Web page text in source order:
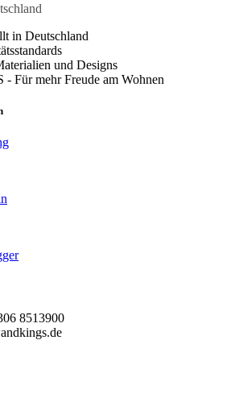
in Deutschland
und Designs
Für mehr Freude am Wohnen
8513900